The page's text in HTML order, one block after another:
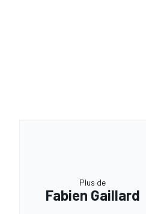
Plus de
Fabien Gaillard